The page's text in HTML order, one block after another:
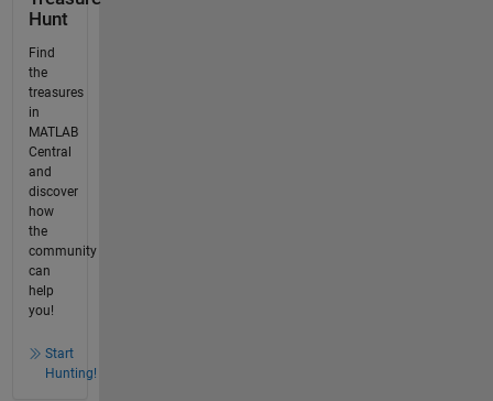
Hunt
Find
the
treasures
in
MATLAB
Central
and
discover
how
the
community
can
help
you!
Start
Hunting!